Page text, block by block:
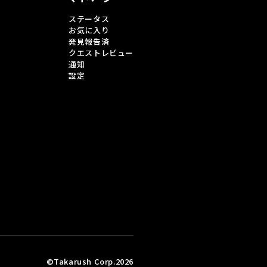
ステータス
お気に入り
発見報告済
クエストレビュー
通知
設定
©Takarush Corp.2026